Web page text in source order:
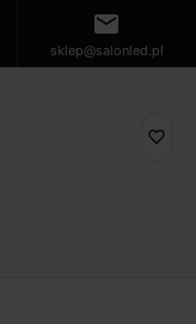
mail
sklep@salonled.pl
favorite_border